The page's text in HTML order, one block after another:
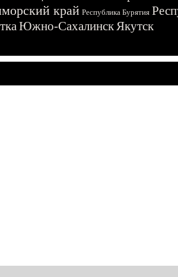
край Республика Бурятия
Южно-СахалинскЯкутск